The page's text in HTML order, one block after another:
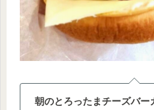
朝のとろったまチーズバー